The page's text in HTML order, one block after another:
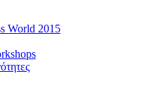
World 2015